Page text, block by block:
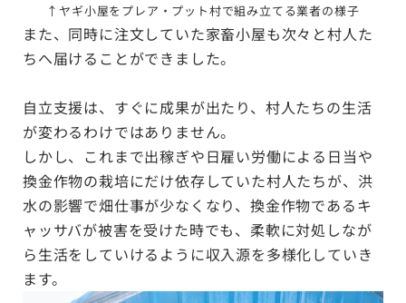
↑ ヤギ小屋をプレア・プット村で組み立てる業者の様子
また、同時に注文していた家畜小屋も次々と村人た
ちへ届けることができました。
自立支援は、すぐに成果が出たり、村人たちの生活
が変わるわけではありません。
しかし、これまで出稼ぎや日雇い労働による日当や
換金作物の栽培にだけ依存していた村人たちが、洪
水の影響で畑仕事が少なくなり、換金作物であるキ
ャッサバが被害を受けた時でも、柔軟に対処しなが
ら生活をしていけるように収入源を多様化していき
ます。